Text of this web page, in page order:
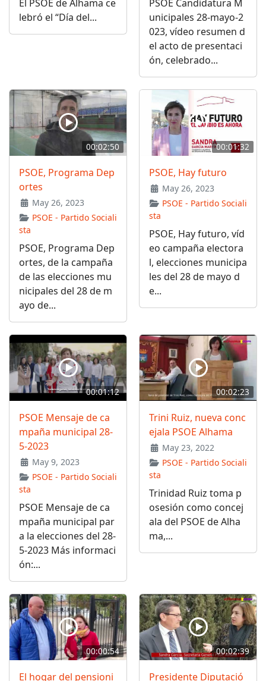
El PSOE de Alhama ce
lebró el “Día del...
PSOE Candidatura M
unicipales 28-mayo-2
023, vídeo resumen d
el acto de presentaci
ón, celebrado...
00:02:50
PSOE, Programa Dep
ortes
May 26, 2023
PSOE - Partido Sociali
sta
PSOE, Programa Dep
ortes, de la campaña
de las elecciones mu
nicipales del 28 de m
ayo de...
00:01:32
PSOE, Hay futuro
May 26, 2023
PSOE - Partido Sociali
sta
PSOE, Hay futuro, víd
eo campaña electora
l, elecciones municipa
les del 28 de mayo d
e...
00:01:12
PSOE Mensaje de ca
mpaña municipal 28-
5-2023
May 9, 2023
PSOE - Partido Sociali
sta
PSOE Mensaje de ca
mpaña municipal par
a la elecciones del 28-
5-2023 Más informaci
ón:...
00:02:23
Trini Ruiz, nueva conc
ejala PSOE Alhama
May 23, 2022
PSOE - Partido Sociali
sta
Trinidad Ruiz toma p
osesión como concej
ala del PSOE de Alha
ma,...
00:00:54
El hogar del pensioni
00:02:39
Presidente Diputació